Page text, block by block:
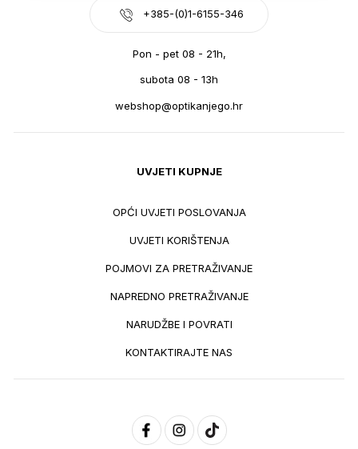
+385-(0)1-6155-346
Pon - pet 08 - 21h,
subota 08 - 13h
webshop@optikanjego.hr
UVJETI KUPNJE
OPĆI UVJETI POSLOVANJA
UVJETI KORIŠTENJA
POJMOVI ZA PRETRAŽIVANJE
NAPREDNO PRETRAŽIVANJE
NARUDŽBE I POVRATI
KONTAKTIRAJTE NAS